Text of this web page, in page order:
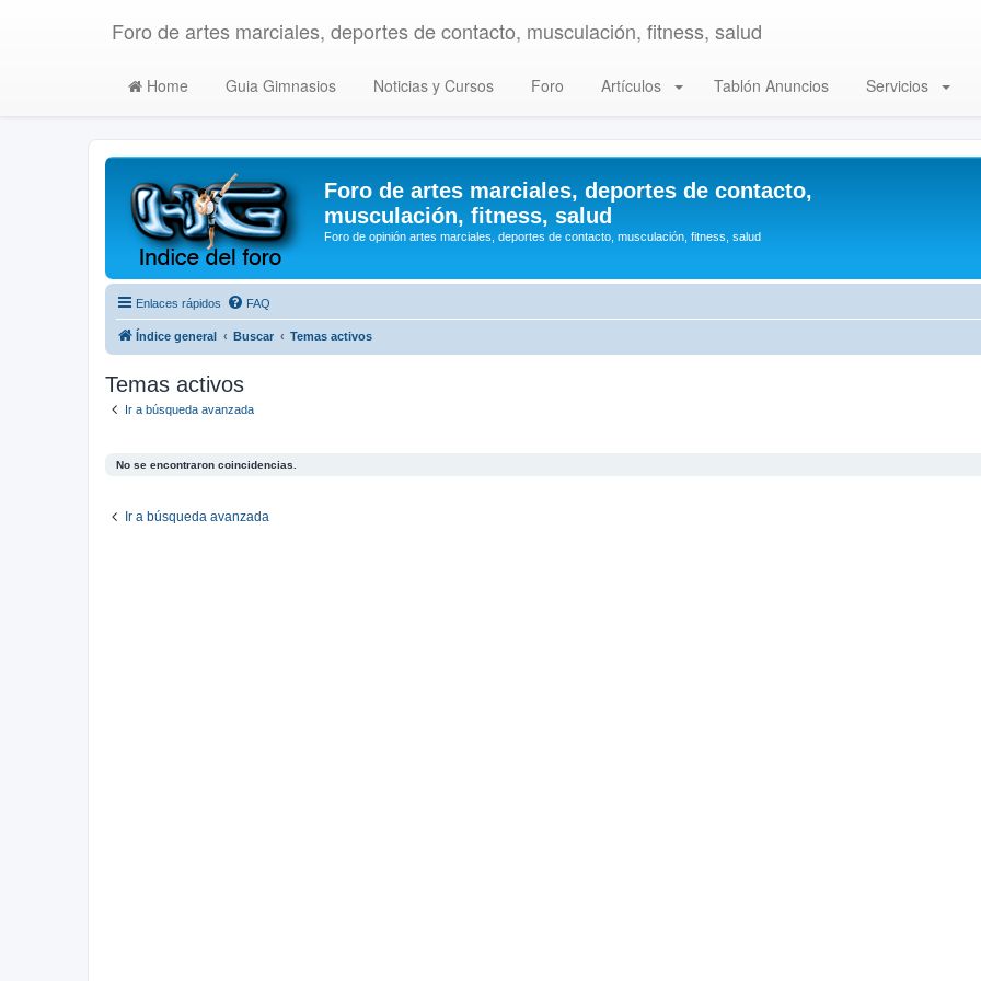
Foro de artes marciales, deportes de contacto, musculación, fitness, salud
Home Guia Gimnasios Noticias y Cursos Foro Artículos Tablón Anuncios Servicios
Foro de artes marciales, deportes de contacto,
musculación, fitness, salud
Foro de opinión artes marciales, deportes de contacto, musculación, fitness, salud
Enlaces rápidos FAQ
Índice general Buscar Temas activos
Temas activos
Ir a búsqueda avanzada
No se encontraron coincidencias.
Ir a búsqueda avanzada